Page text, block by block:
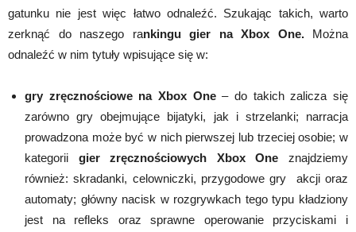
gatunku nie jest więc łatwo odnaleźć. Szukając takich, warto
zerknąć do naszego rankingu gier na Xbox One.Można
odnaleźć w nim tytuły wpisujące się w:
gry zręcznościowe na Xbox One– do takich zalicza się
zarówno gry obejmujące bijatyki, jak i strzelanki; narracja
prowadzona może być w nich pierwszej lub trzeciej osobie; w
kategorii gier zręcznościowych Xbox One znajdziemy
również: skradanki, celowniczki, przygodowe gry akcji oraz
automaty; główny nacisk w rozgrywkach tego typu kładziony
jest na refleks oraz sprawne operowanie przyciskami i